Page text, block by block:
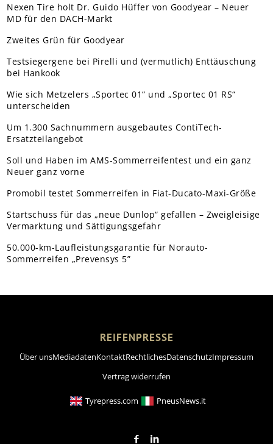
Nexen Tire holt Dr. Guido Hüffer von Goodyear – Neuer
MD für den DACH-Markt
Zweites Grün für Goodyear
Testsiegergene bei Pirelli und (vermutlich) Enttäuschung
bei Hankook
Wie sich Metzelers „Sportec 01“ und „Sportec 01 RS“
unterscheiden
Um 1.300 Sachnummern ausgebautes ContiTech-
Ersatzteilangebot
Soll und Haben im AMS-Sommerreifentest und ein ganz
Neuer ganz vorne
Promobil testet Sommerreifen in Fiat-Ducato-Maxi-Größe
Startschuss für das „neue Dunlop“ gefallen – Zweigleisige
Vermarktung und Sättigungsgefahr
50.000-km-Laufleistungsgarantie für Norauto-
Sommerreifen „Prevensys 5”
REIFENPRESSE
Über unsMediadatenKontaktRechtlichesDatenschutzImpressum
Vertrag widerrufen
Tyrepress.com PneusNews.it